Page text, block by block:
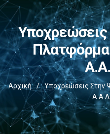
Αρχική /
Υποχρεώσεις Στην